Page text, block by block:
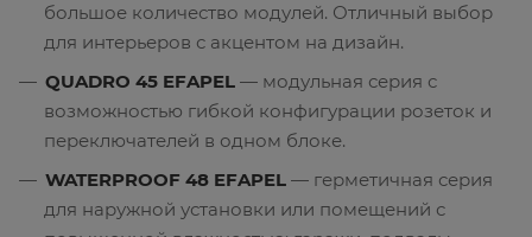
большое количество модулей. Отличный выбор
для интерьеров с акцентом на дизайн.
QUADRO 45 EFAPEL — модульная серия с
возможностью гибкой конфигурации розеток и
переключателей в одном блоке.
WATERPROOF 48 EFAPEL — герметичная серия
для наружной установки или помещений с